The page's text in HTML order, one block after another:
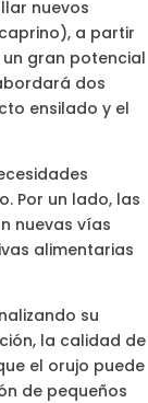
nuevos
a partir
gran potencial
dos
ensilado y el
Por un lado, las
nuevas vías
alimentarias
su
la calidad de
el orujo puede
de pequeños